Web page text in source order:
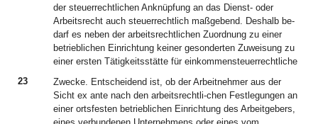
der steuerrechtlichen Anknüpfung an das Dienst- oder
Arbeitsrecht auch steuerrechtlich maßgebend. Deshalb be-
darf es neben der arbeitsrechtlichen Zuordnung zu einer
betrieblichen Einrichtung keiner gesonderten Zuweisung zu
einer ersten Tätigkeitsstätte für einkommensteuerrechtliche
23
Zwecke. Entscheidend ist, ob der Arbeitnehmer aus der
Sicht ex ante nach den arbeitsrechtli-chen Festlegungen an
einer ortsfesten betrieblichen Einrichtung des Arbeitgebers,